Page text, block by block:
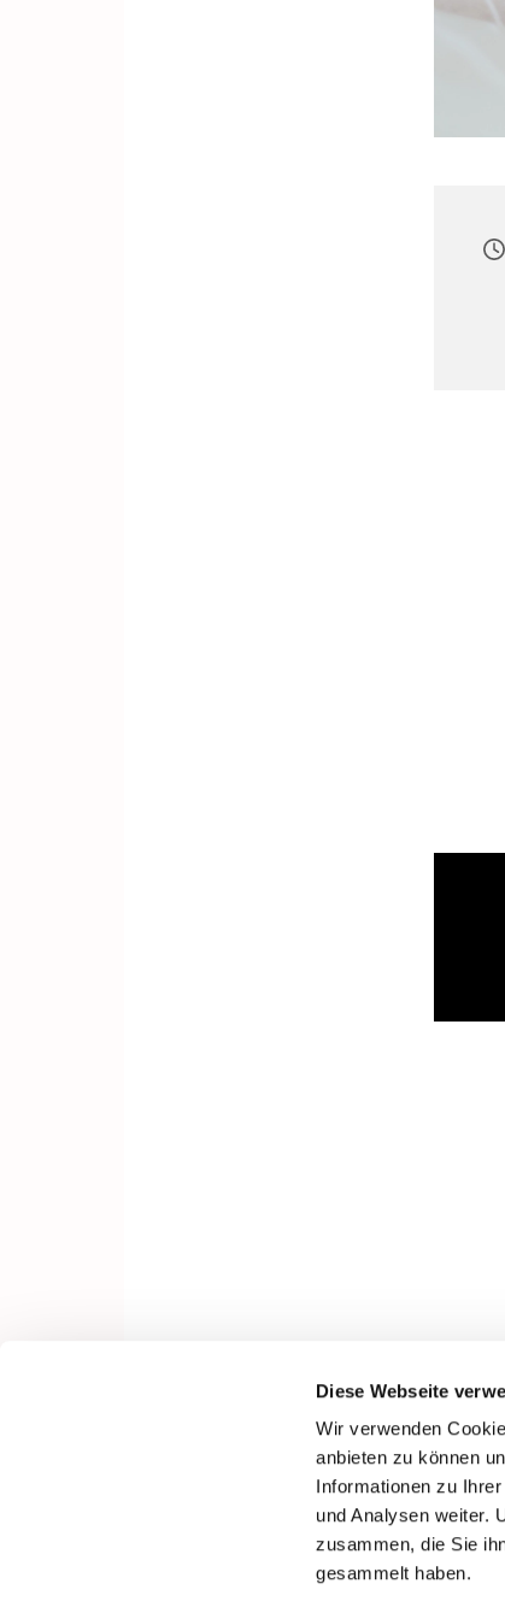
Diese Webseite
Wir verwenden
anbieten zu können
Informationen zu
und Analysen weiter.
zusammen, die Sie
gesammelt haben.